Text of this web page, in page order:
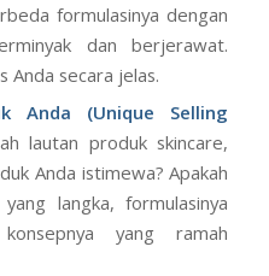
formulasinya dengan
dan berjerawat.
Anda secara jelas.
Anda (Unique Selling
lautan produk skincare,
Anda istimewa? Apakah
langka, formulasinya
yang ramah